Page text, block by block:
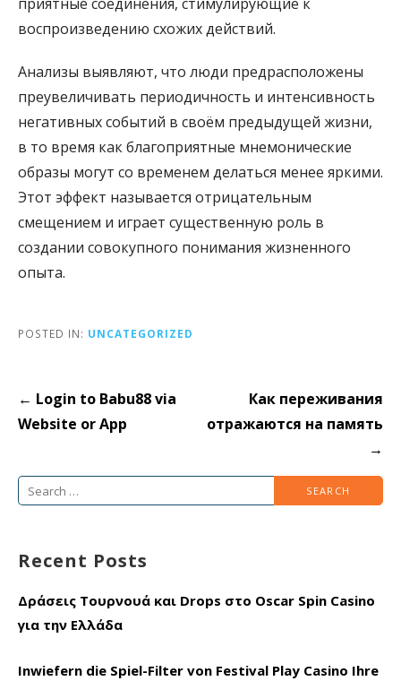
воспроизведению схожих действий.
Анализы выявляют, что люди предрасположены
преувеличивать периодичность и интенсивность
негативных событий в своём предыдущей жизни,
в то время как благоприятные мнемонические
образы могут со временем делаться менее яркими.
Этот эффект называется отрицательным
смещением и играет существенную роль в
создании совокупного понимания жизненного
опыта.
POSTED IN: UNCATEGORIZED
Post
navigation
← Login to Babu88 via
Website or App
Как переживания
отражаются на память
→
Search
Recent Posts
Δράσεις Τουρνουά και Drops στο Oscar Spin Casino
για την Ελλάδα
Inwiefern die Spiel-Filter von Festival Play Casino Ihre